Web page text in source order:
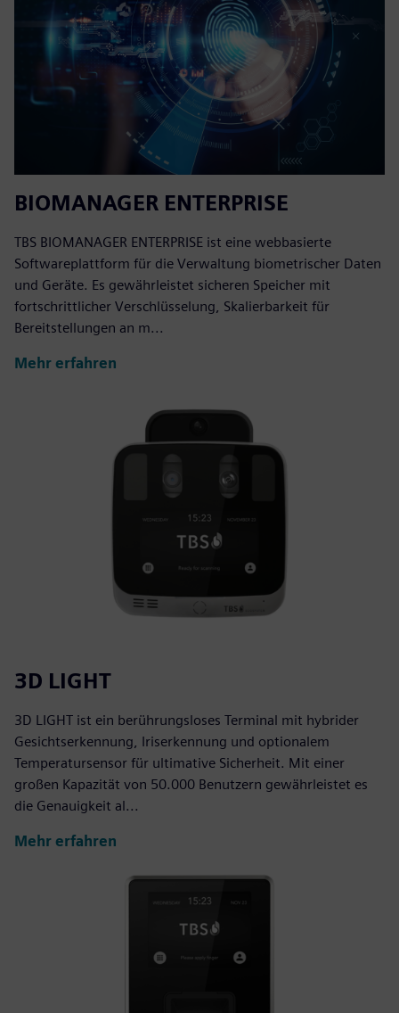
BIOMANAGER ENTERPRISE
TBS BIOMANAGER ENTERPRISE ist eine webbasierte
Softwareplattform für die Verwaltung biometrischer Daten
und Geräte. Es gewährleistet sicheren Speicher mit
fortschrittlicher Verschlüsselung, Skalierbarkeit für
Bereitstellungen an m...
Mehr erfahren
3D LIGHT
3D LIGHT ist ein berührungsloses Terminal mit hybrider
Gesichtserkennung, Iriserkennung und optionalem
Temperatursensor für ultimative Sicherheit. Mit einer
großen Kapazität von 50.000 Benutzern gewährleistet es
die Genauigkeit al...
Mehr erfahren